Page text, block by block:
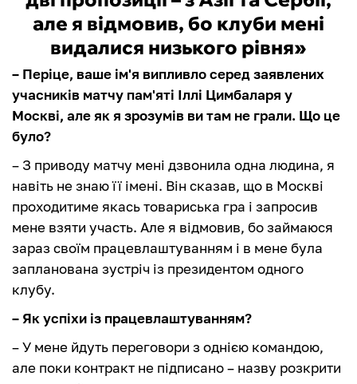
але я відмовив, бо клуби мені
видалися низького рівня»
– Періце, ваше ім'я випливло серед заявлених
учасників матчу пам'яті Іллі Цимбаларя у
Москві, але як я зрозумів ви там не грали. Що це
було?
– З приводу матчу мені дзвонила одна людина, я
навіть не знаю її імені. Він сказав, що в Москві
проходитиме якась товариська гра і запросив
мене взяти участь. Але я відмовив, бо займаюся
зараз своїм працевлаштуванням і в мене була
запланована зустріч із президентом одного
клубу.
– Як успіхи із працевлаштуванням?
– У мене йдуть переговори з однією командою,
але поки контракт не підписано – назву розкрити